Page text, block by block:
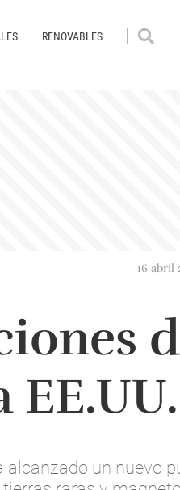
RENOVABLES
16 abril
alcanzado un nuevo